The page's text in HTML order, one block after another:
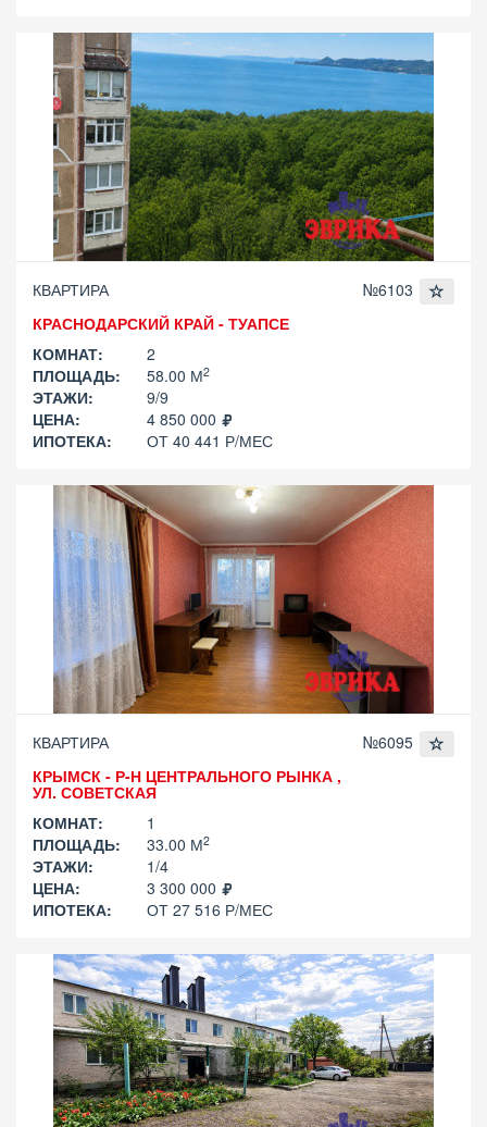
КВАРТИРА
№6103
КРАСНОДАРСКИЙ КРАЙ - ТУАПСЕ
КОМНАТ:
2
ПЛОЩАДЬ:
58.00 М2
ЭТАЖИ:
9/9
ЦЕНА:
4 850 000
ИПОТЕКА:
ОТ 40 441 Р/МЕС
КВАРТИРА
№6095
КРЫМСК - Р-Н ЦЕНТРАЛЬНОГО РЫНКА ,
УЛ. СОВЕТСКАЯ
КОМНАТ:
1
ПЛОЩАДЬ:
33.00 М2
ЭТАЖИ:
1/4
ЦЕНА:
3 300 000
ИПОТЕКА:
ОТ 27 516 Р/МЕС